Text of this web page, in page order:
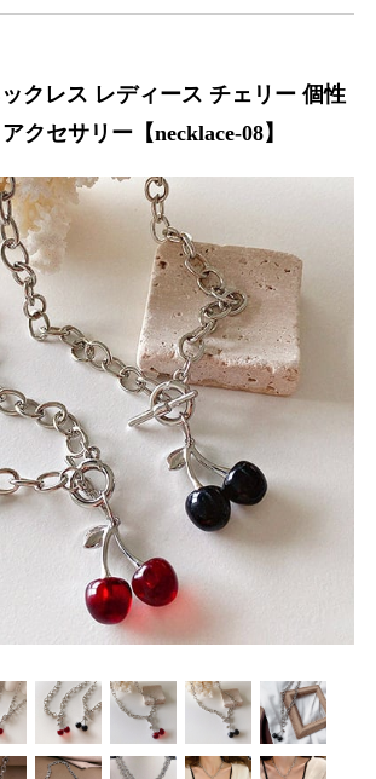
クレス レディース チェリー 個性
クセサリー【necklace-08】